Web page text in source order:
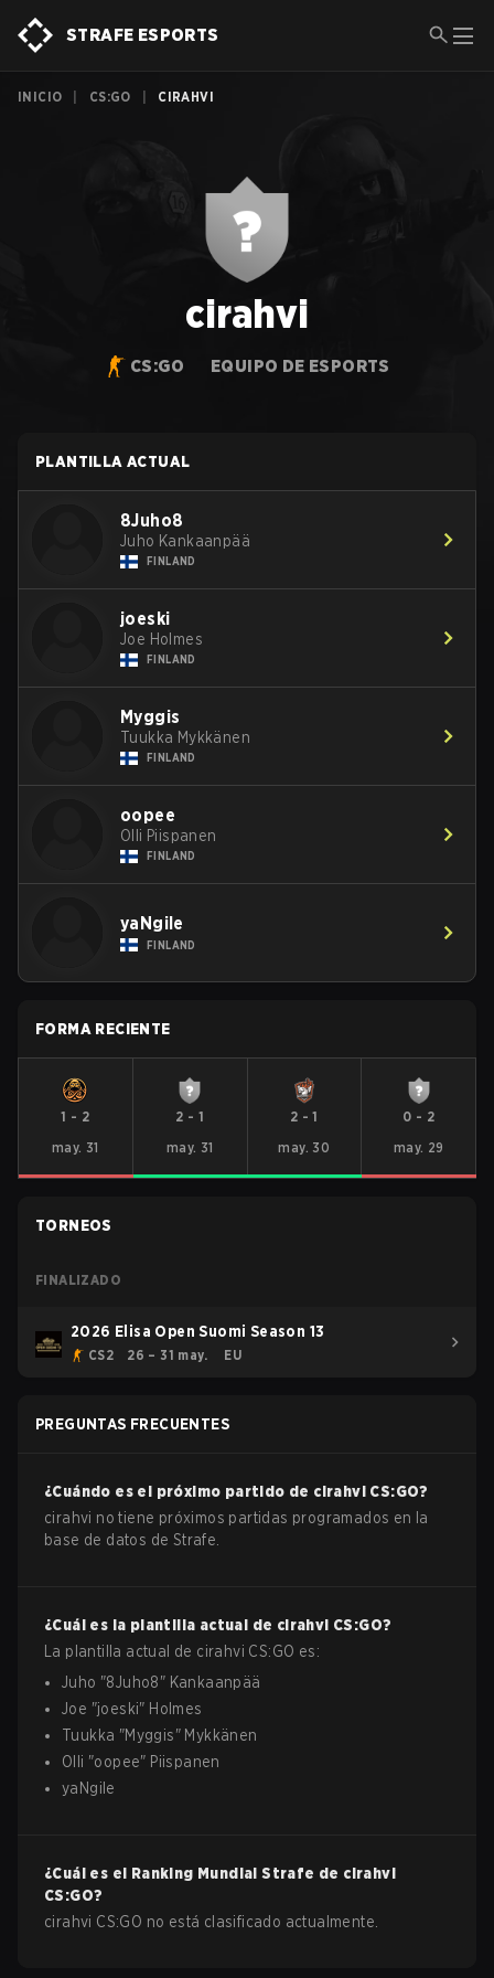
STRAFE ESPORTS
INICIO CS:GO CIRAHVI
cirahvi
CS:GO EQUIPO DE ESPORTS
PLANTILLA ACTUAL
8Juho8
Juho Kankaanpää
FINLAND
joeski
Joe Holmes
FINLAND
Myggis
Tuukka Mykkänen
FINLAND
oopee
Olli Piispanen
FINLAND
yaNgile
FINLAND
FORMA RECIENTE
1 - 2
may. 31
2 - 1
may. 31
2 -1
may. 30
0 - 2
may. 29
TORNEOS
FINALIZADO
2026 Elisa Open Suomi Season 13
CS2 26 – 31 may. EU
PREGUNTAS FRECUENTES
¿Cuándo es el próximo partido de cirahvi CS:GO?
cirahvi no tiene próximos partidas programados en la
base de datos de Strafe.
¿Cuál es la plantilla actual de cirahvi CS:GO?
La plantilla actual de cirahvi CS:GO es:
Juho "8Juho8" Kankaanpää
Joe "joeski" Holmes
Tuukka "Myggis" Mykkänen
Olli "oopee" Piispanen
yaNgile
¿Cuál es el Ranking Mundial Strafe de cirahvi
CS:GO?
cirahvi CS:GO no está clasificado actualmente.